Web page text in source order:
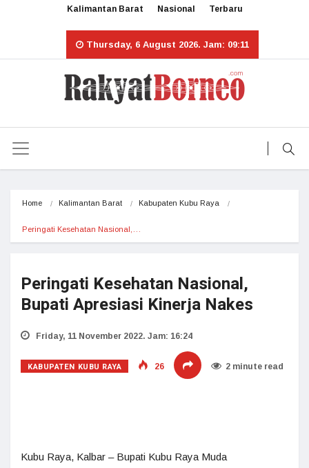
Kalimantan Barat Nasional Terbaru
Thursday, 6 August 2026. Jam: 09:11
Home Kalimantan Barat Kabupaten Kubu Raya
Peringati Kesehatan Nasional,…
Peringati Kesehatan Nasional,
Bupati Apresiasi Kinerja Nakes
Friday, 11 November 2022. Jam: 16:24
KABUPATEN KUBU RAYA 26 2 minute read
Kubu Raya, Kalbar – Bupati Kubu Raya Muda